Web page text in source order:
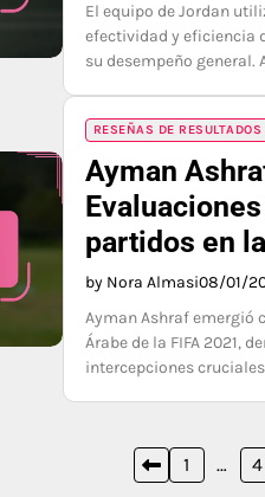
El equipo de Jordan
efectividad y eficiencia
su desempeño
RESEÑAS DE
Ayman
partidos en
by Nora Almasi08/01/
Ayman Ashraf emergió
Árabe de la FIFA 2021,
intercepciones
1 … 4